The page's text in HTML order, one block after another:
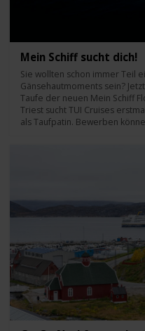
Mein Schiff sucht dich!
Sie wollten schon immer Teil
Gänsehautmoments sein?
Taufe der neuen Mein Schiff
Triest sucht TUI Cruises
als Taufpatin. Bewerben